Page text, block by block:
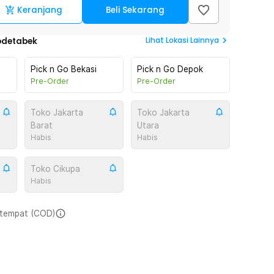
Keranjang Beli Sekarang
Lihat Lokasi Lainnya
Pick n Go Bekasi
Pre-Order
Pick n Go Depok
Pre-Order
Toko Jakarta
Barat
Habis
Toko Jakarta
Utara
Habis
Toko Cikupa
Habis
(COD)